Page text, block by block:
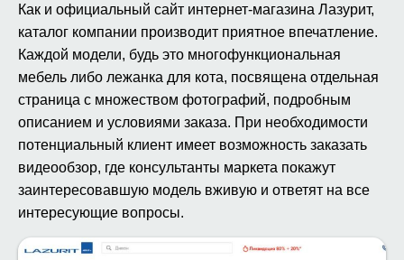
Как и официальный сайт интернет-магазина Лазурит,
каталог компании производит приятное впечатление.
Каждой модели, будь это многофункциональная
мебель либо лежанка для кота, посвящена отдельная
страница с множеством фотографий, подробным
описанием и условиями заказа. При необходимости
потенциальный клиент имеет возможность заказать
видеообзор, где консультанты маркета покажут
заинтересовавшую модель вживую и ответят на все
интересующие вопросы.